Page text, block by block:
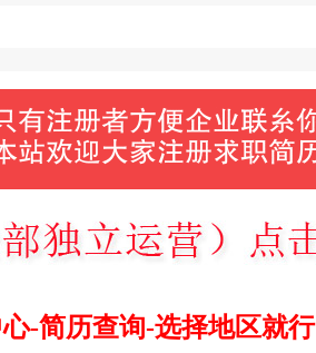
-简历查询-选择地区就行